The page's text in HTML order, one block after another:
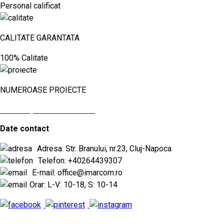
Personal calificat
CALITATE GARANTATA
100% Calitate
NUMEROASE PROIECTE
Date contact
Adresa: Str. Branului, nr.23, Cluj-Napoca
Telefon: +40264439307
E-mail: office@imarcom.ro
Orar: L-V: 10-18, S: 10-14